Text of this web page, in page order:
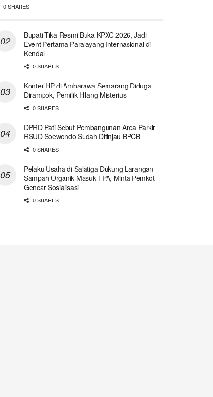
0 SHARES
Bupati Tika Resmi Buka KPXC 2026, Jadi
Event Pertama Paralayang Internasional di
Kendal
0 SHARES
Konter HP di Ambarawa Semarang Diduga
Dirampok, Pemilik Hilang Misterius
0 SHARES
DPRD Pati Sebut Pembangunan Area Parkir
RSUD Soewondo Sudah Ditinjau BPCB
0 SHARES
Pelaku Usaha di Salatiga Dukung Larangan
Sampah Organik Masuk TPA, Minta Pemkot
Gencar Sosialisasi
0 SHARES